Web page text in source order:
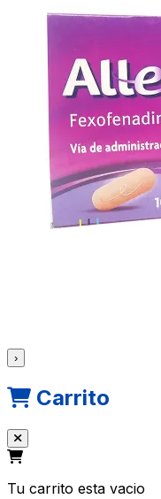
›
Carrito
Tu carrito esta vacio